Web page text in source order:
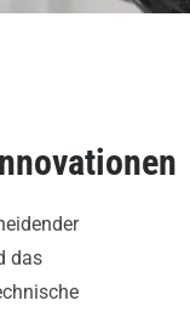
das